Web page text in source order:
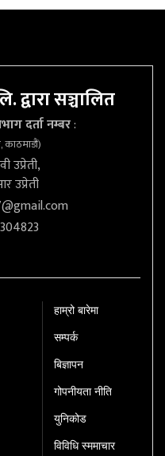
द्वारा सञ्चालित
दर्ता नम्बर:
उप्रेती,
उप्रेती
हाम्रो बारेमा
सम्पर्क
बिज्ञापन
गोपनीयता नीति
युनिकोड
विविधि स्ममाचार